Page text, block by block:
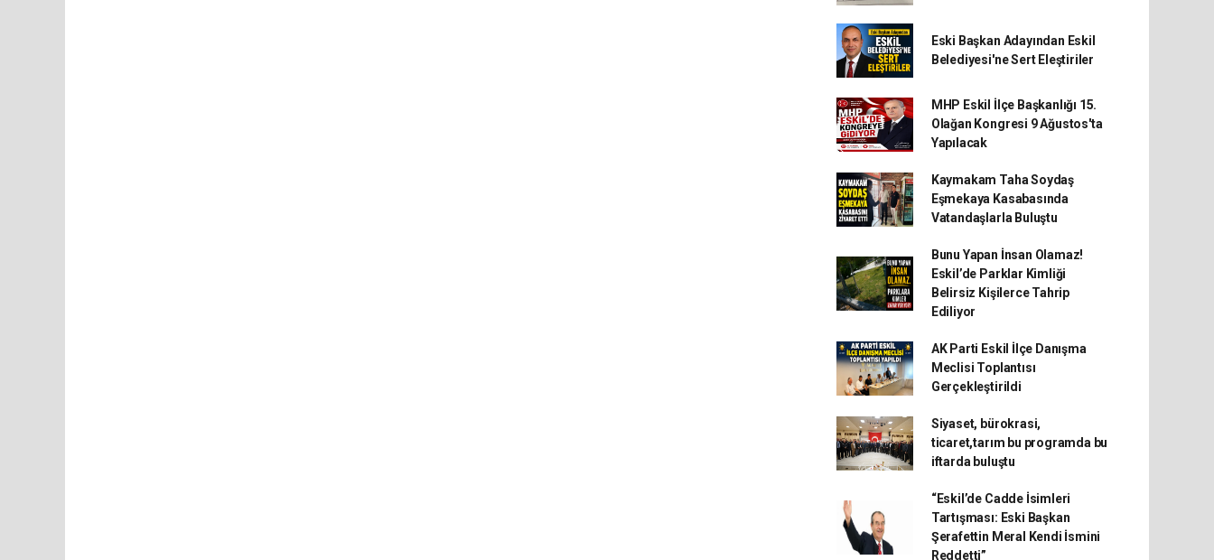
Eski Başkan Adayından Eskil
Belediyesi'ne Sert Eleştiriler
MHP Eskil İlçe Başkanlığı 15.
Olağan Kongresi 9 Ağustos'ta
Yapılacak
Kaymakam Taha Soydaş
Eşmekaya Kasabasında
Vatandaşlarla Buluştu
Bunu Yapan İnsan Olamaz!
Eskil’de Parklar Kimliği
Belirsiz Kişilerce Tahrip
Ediliyor
AK Parti Eskil İlçe Danışma
Meclisi Toplantısı
Gerçekleştirildi
Siyaset, bürokrasi,
ticaret,tarım bu programda bu
iftarda buluştu
“Eskil’de Cadde İsimleri
Tartışması: Eski Başkan
Şerafettin Meral Kendi İsmini
Reddetti”